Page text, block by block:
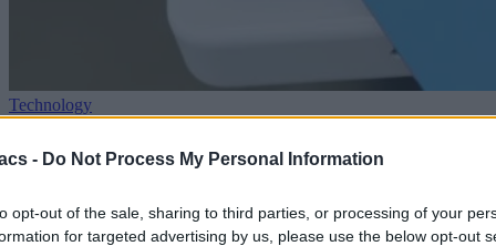
- Do Not Process My Personal Information
opt-out of the sale, sharing to third parties, or processing of your
for targeted advertising by us, please use the below opt-out
Technology
Μην φεύγετε αμέσως μετά την πληρωμή σε POS με
Google Wallet
05/08/2026